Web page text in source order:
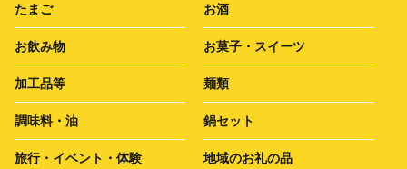
たまご お酒
お飲み物 お菓子・スイーツ
加工品等 麺類
調味料・油 鍋セット
旅行・イベント・体験 地域のお礼の品